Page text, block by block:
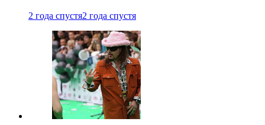
2 года спустя2 года спустя